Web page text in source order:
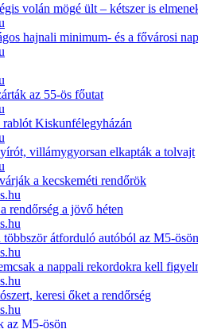
volán mögé ült – kétszer is
hajnali minimum- és a fővárosi
az 55-ös főutat
Kiskunfélegyházán
villámygyorsan elkapták a tolvajt
a kecskeméti rendőrök
rendőrség a jövő héten
átforduló autóból az M5-
a nappali rekordokra kell
keresi őket a rendőrség
az M5-ösön